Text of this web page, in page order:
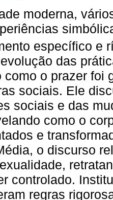
moderna,
específico e
das
como o prazer foi
sociais. Ele
sociais e das
como o
e
o discurso
controlado.
regras